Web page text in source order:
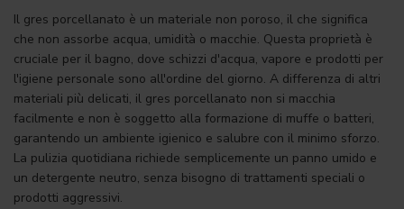
Il gres porcellanato è un materiale non poroso, il che significa
che non assorbe acqua, umidità o macchie. Questa proprietà è
cruciale per il bagno, dove schizzi d'acqua, vapore e prodotti per
l'igiene personale sono all'ordine del giorno. A differenza di altri
materiali più delicati, il gres porcellanato non si macchia
facilmente e non è soggetto alla formazione di muffe o batteri,
garantendo un ambiente igienico e salubre con il minimo sforzo.
La pulizia quotidiana richiede semplicemente un panno umido e
un detergente neutro, senza bisogno di trattamenti speciali o
prodotti aggressivi.